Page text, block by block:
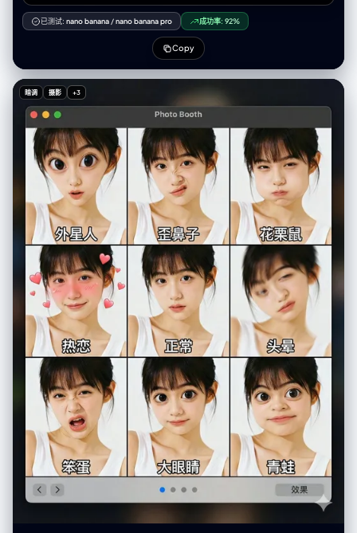
呆” 第2格：吉卜力手绘风 宫崎骏吉卜力工作室手绘动画风格，清新的水彩
质感，绿色的草地和蓝天，朱迪正在询问，绵羊农夫兴奋地指着树桩解释，
画面治愈，画面中有一个对话气泡，里面精准地写着中文字：“农夫说：'昨
天有只兔子撞死在这，我在等下一只。'” 第3格：1930s复古橡皮管风 1930
年代复古橡皮管动画风格，黑白胶片质感，类似于《茶杯头》风格，朱迪大
惊失色，身体夸张地后仰，耳朵竖得笔直且拉得很长，眼睛瞪得像碟子一样
大，表情不可置信，带锯齿边的复古对话气泡里精准地写着中文字：“朱迪
大惊失色：'什么？竟然指望这种偶然？'” 第4格：蜘蛛侠平行宇宙美漫风
《蜘蛛侠：平行宇宙》美漫波普艺术风格，半调网点效果，色差故障艺术，
尼克慢悠悠地走过来，戴着墨镜，手里拿着一根爪爪冰棍，一脸坏笑，背景
有动态涂鸦线条，漫画风格对话气泡里精准地写着中文字：“尼克慢悠悠地
走过来，一脸坏笑” 第5格：阿德曼黏土动画风 阿德曼工作室黏土动画风
格，定格动画，类似于《小鸡快跑》的质感，能看到橡皮泥上的指纹细节，
尼克摘下墨镜指着绵羊农夫对朱迪解释，尼克有标志性的宽嘴大牙，表情滑
稽，黏土质感的对话气泡里精准地写着中文字：“尼克说：'萝卜头，这叫守
株待兔，他在做白日梦呢。'” 第6格：16位像素游戏风 16位复古像素艺术风
格，超级任天堂游戏画面，鲜艳的像素色块，朱迪无奈地拉着绵羊农夫去劳
动，尼克在后面摊手耸肩，像RPG游戏的过关画面，游戏对话框里精准地写
着中文字：“朱迪拉走农夫去干活，尼克无奈地摊手”
已测试: nano banana /nano banana pro 成功率: 92%
Copy
暗调 摄影 +3